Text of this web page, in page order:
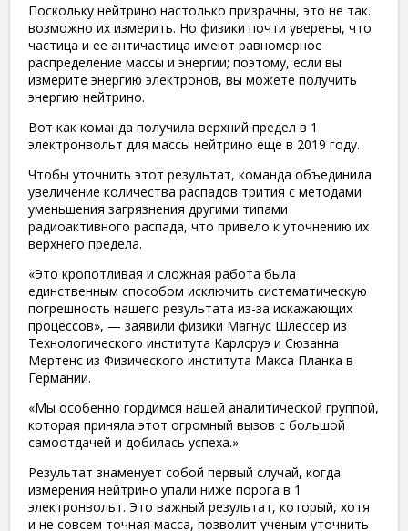
Поскольку нейтрино настолько призрачны, это не так.
возможно их измерить. Но физики почти уверены, что
частица и ее античастица имеют равномерное
распределение массы и энергии; поэтому, если вы
измерите энергию электронов, вы можете получить
энергию нейтрино.
Вот как команда получила верхний предел в 1
электронвольт для массы нейтрино еще в 2019 году.
Чтобы уточнить этот результат, команда объединила
увеличение количества распадов трития с методами
уменьшения загрязнения другими типами
радиоактивного распада, что привело к уточнению их
верхнего предела.
«Это кропотливая и сложная работа была
единственным способом исключить систематическую
погрешность нашего результата из-за искажающих
процессов», — заявили физики Магнус Шлёссер из
Технологического института Карлсруэ и Сюзанна
Мертенс из Физического института Макса Планка в
Германии.
«Мы особенно гордимся нашей аналитической группой,
которая приняла этот огромный вызов с большой
самоотдачей и добилась успеха.»
Результат знаменует собой первый случай, когда
измерения нейтрино упали ниже порога в 1
электронвольт. Это важный результат, который, хотя
и не совсем точная масса, позволит ученым уточнить